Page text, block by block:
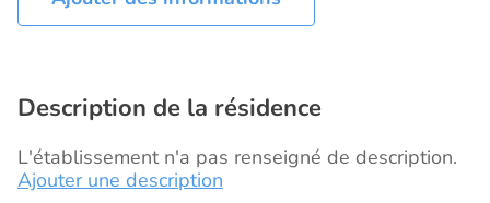
Description de la résidence
L'établissement n'a pas renseigné de description.
Ajouter une description